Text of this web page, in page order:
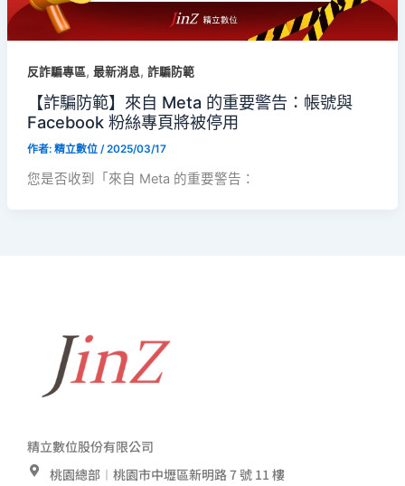
反詐騙專區, 最新消息, 詐騙防範
【詐騙防範】來自 Meta 的重要警告：帳號與
Facebook 粉絲專頁將被停用
作者: 精立數位 /2025/03/17
您是否收到「來自 Meta 的重要警告：
精立數位股份有限公司
桃園總部︱桃園市中壢區新明路 7 號 11 樓